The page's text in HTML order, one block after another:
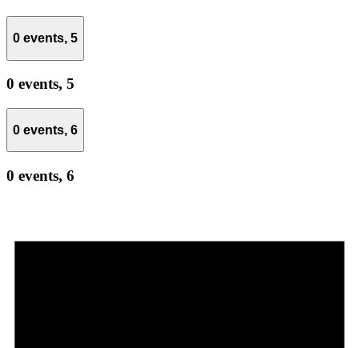
0 events, 5
0 events, 5
0 events, 6
0 events, 6